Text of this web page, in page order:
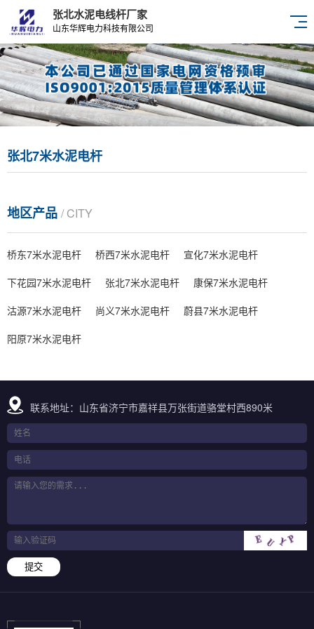
张北水泥电线杆厂家
山东华辉电力科技有限公司
张北7米水泥电杆
地区产品 / CITY
桥东7米水泥电杆 桥西7米水泥电杆
宣化7米水泥电杆
下花园7米水泥电杆
张北7米水泥电杆
康保7米水泥电杆
沽源7米水泥电杆
尚义7米水泥电杆
蔚县7米水泥电杆
阳原7米水泥电杆
联系地址：山东省济宁市嘉祥县万张街道骆堂村西890米
提交